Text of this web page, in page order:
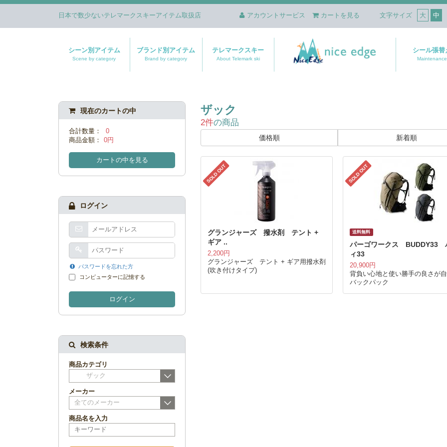
日本で数少ないテレマークスキーアイテム取扱店 アカウントサービス カートを見る 文字サイズ 大 中
シーン別アイテム
Scene by category
ブランド別アイテム
Brand by category
テレマークスキー
About Telemark ski
シール張替
Maintenance
ザック
2件の商品
価格順 新着順
SOLD OUT
グランジャーズ 撥水剤 テント +
ギア ..
2,200円
グランジャーズ テント + ギア用撥水剤
(吹き付けタイプ)
SOLD OUT
送料無料
パーゴワークス BUDDY33
ィ33
20,900円
背負い心地と使い勝手の良さが
バックパック
現在のカートの中
合計数量：
0
商品金額：
0円
カートの中を見る
ログイン
パスワードを忘れた方
コンピューターに記憶する
ログイン
検索条件
商品カテゴリ
ザック
メーカー
全てのメーカー
商品名を入力